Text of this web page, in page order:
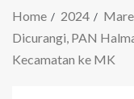
Home 2024
Dicurangi, PAN
Kecamatan ke MK